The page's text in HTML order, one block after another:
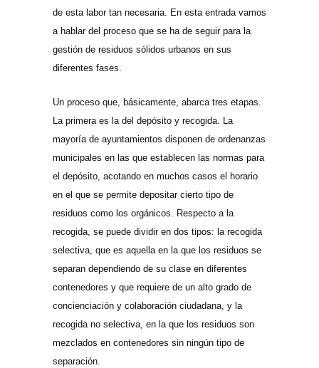
de esta labor tan necesaria. En esta entrada vamos
a hablar del proceso que se ha de seguir para la
gestión de residuos sólidos urbanos en sus
diferentes fases.
Un proceso que, básicamente, abarca tres etapas.
La primera es la del depósito y recogida. La
mayoría de ayuntamientos disponen de ordenanzas
municipales en las que establecen las normas para
el depósito, acotando en muchos casos el horario
en el que se permite depositar cierto tipo de
residuos como los orgánicos. Respecto a la
recogida, se puede dividir en dos tipos: la recogida
selectiva, que es aquella en la que los residuos se
separan dependiendo de su clase en diferentes
contenedores y que requiere de un alto grado de
concienciación y colaboración ciudadana, y la
recogida no selectiva, en la que los residuos son
mezclados en contenedores sin ningún tipo de
separación.